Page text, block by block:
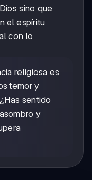
sino que
el espíritu
con lo
religiosa es
temor y
sentido
y